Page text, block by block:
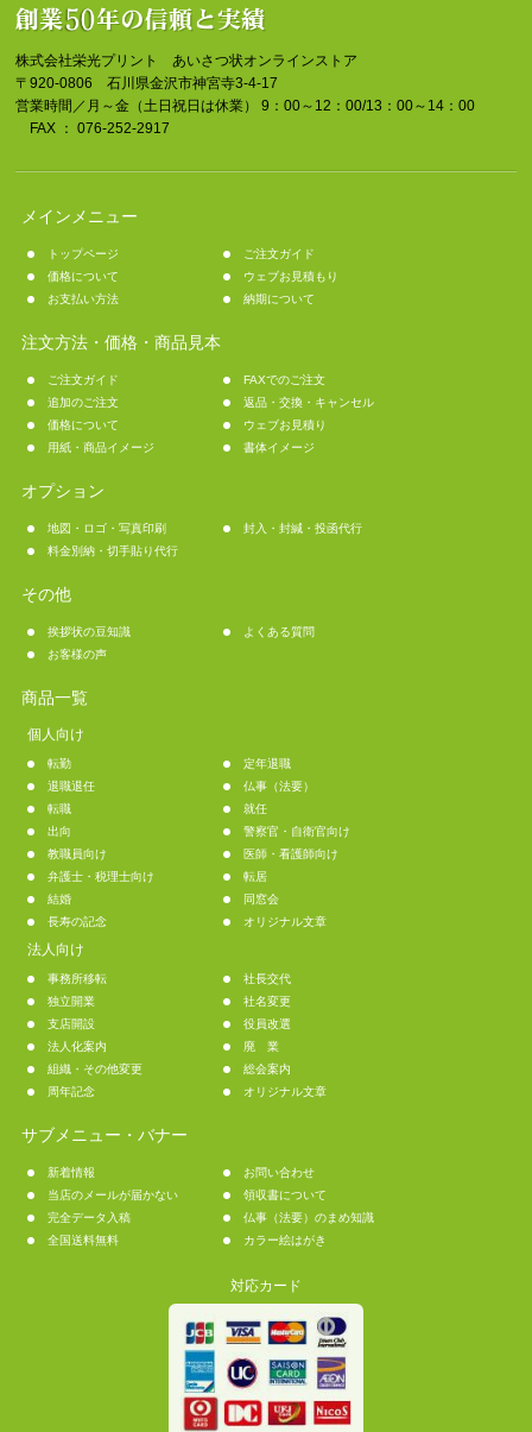
株式会社栄光プリント あいさつ状オンラインストア
〒920-0806 石川県金沢市神宮寺3-4-17
営業時間／月～金（土日祝日は休業） 9：00～12：00/13：00～14：00
FAX ： 076-252-2917
メインメニュー
トップページ
ご注文ガイド
価格について
ウェブお見積もり
お支払い方法
納期について
注文方法・価格・商品見本
ご注文ガイド
FAXでのご注文
追加のご注文
返品・交換・キャンセル
価格について
ウェブお見積り
用紙・商品イメージ
書体イメージ
オプション
地図・ロゴ・写真印刷
封入・封緘・投函代行
料金別納・切手貼り代行
その他
挨拶状の豆知識
よくある質問
お客様の声
商品一覧
個人向け
転勤
定年退職
退職退任
仏事（法要）
転職
就任
出向
警察官・自衛官向け
教職員向け
医師・看護師向け
弁護士・税理士向け
転居
結婚
同窓会
長寿の記念
オリジナル文章
法人向け
事務所移転
社長交代
独立開業
社名変更
支店開設
役員改選
法人化案内
廃 業
組織・その他変更
総会案内
周年記念
オリジナル文章
サブメニュー・バナー
新着情報
お問い合わせ
当店のメールが届かない
領収書について
完全データ入稿
仏事（法要）のまめ知識
全国送料無料
カラー絵はがき
対応カード